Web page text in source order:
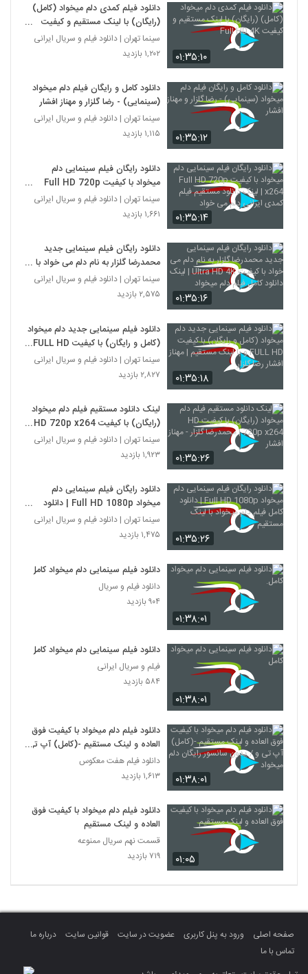
۰۱:۳۵:۱۰
دانلود فیلم کمدی دلم میخواد (کامل)
(رایگان) با لینک مستقیم و کیفیت
Full HD 4K
سینما تهران | دانلود فیلم و سریال ایرانی
۱,۲۰۲ بازدید
۰۱:۳۵:۱۲
دانلود کامل و رایگان فیلم دلم میخواد
(سینمایی) - رضا گلزار و مهناز افشار
سینما تهران | دانلود فیلم و سریال ایرانی
۱,۱۱۵ بازدید
۰۱:۳۵:۱۴
دانلود رایگان فیلم سینمایی دلم
میخواد با کیفیت Full HD 720p
x264 | لینک دانلود مستقیم فیلم
کمدی ایرانی دلم می خواد
سینما تهران | دانلود فیلم و سریال ایرانی
۱,۶۶۱ بازدید
۰۱:۳۵:۱۶
دانلود رایگان فیلم سینمایی جدید
محمدرضا گلزار به نام دلم می خواد با
کیفیت Ultra HD 4K | لینک دانلود
کامل فیلم دلم میخواد
سینما تهران | دانلود فیلم و سریال ایرانی
۲,۵۷۵ بازدید
۰۱:۳۵:۱۸
دانلود فیلم سینمایی جدید دلم میخواد
(کامل و رایگان) با کیفیت FULL HD و
با لینک مستقیم | مهناز افشار رضا گلزار
سینما تهران | دانلود فیلم و سریال ایرانی
۲,۸۲۷ بازدید
۰۱:۳۵:۲۶
لینک دانلود مستقیم فیلم دلم میخواد
(رایگان) با کیفیت HD 720p x264 |
محمدرضا گلزار - مهناز افشار
سینما تهران | دانلود فیلم و سریال ایرانی
۱,۹۲۳ بازدید
۰۱:۳۵:۲۶
دانلود رایگان فیلم سینمایی دلم
میخواد Full HD 1080p | دانلود
کامل فیلم دلم میخواد با لینک مستقیم
سینما تهران | دانلود فیلم و سریال ایرانی
۱,۴۷۵ بازدید
۰۱:۳۸:۰۱
دانلود فیلم سینمایی دلم میخواد کامل.
دانلود فیلم و سریال
۹۰۴ بازدید
۰۱:۳۸:۰۱
دانلود فیلم سینمایی دلم میخواد کامل
فیلم و سریال ایرانی
۵۸۴ بازدید
۰۱:۳۸:۰۱
دانلود فیلم دلم میخواد با کیفیت فوق
العاده و لینک مستقیم -(کامل) آپ تی
و / یدون سانسور رایگان دلم میخواد
دانلود فیلم هفت معکوس
۱,۶۱۳ بازدید
۰۱:۰۵
دانلود فیلم دلم میخواد با کیفیت فوق
العاده و لینک مستقیم
قسمت نهم سریال ممنوعه
۷۱۹ بازدید
صفحه اصلی ورود به پنل کاربری عضویت در سایت قوانین سایت
درباره ما
تماس با ما